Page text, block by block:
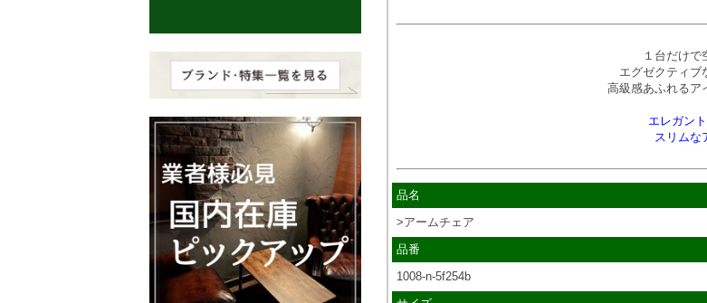
１台だけで
エグゼクティブ
高級感あふれるア
エレガン
スリムな
品名
>アームチェア
品番
1008-n-5f254b